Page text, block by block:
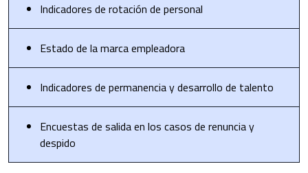
Indicadores de rotación de personal
Estado de la marca empleadora
Indicadores de permanencia y desarrollo de talento
Encuestas de salida en los casos de renuncia y
despido